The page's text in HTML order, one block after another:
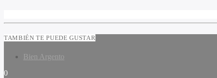
TAMBIÉN TE PUEDE GUSTAR
Bien Argento
0